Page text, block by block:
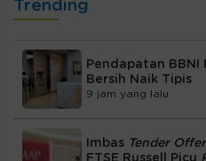
Trending
Pendapatan BBNI
Bersih Naik Tipis
9 jam yang lalu
Imbas Tender Offer
FTSE Russell Picu